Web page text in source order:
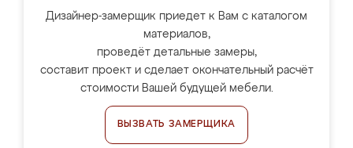
Дизайнер-замерщик приедет к Вам с каталогом
материалов,
проведёт детальные замеры,
составит проект и сделает окончательный расчёт
стоимости Вашей будущей мебели.
ВЫЗВАТЬ ЗАМЕРЩИКА